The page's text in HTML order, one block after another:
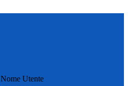
Nome Utente